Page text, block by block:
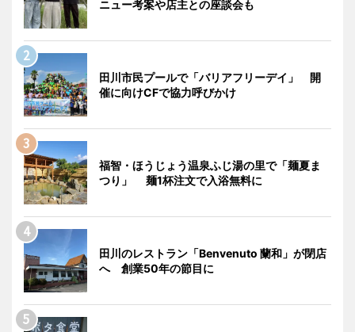
ニュー考案や店主との座談会も
田川市民プールで「バリアフリーデイ」 開
催に向けCFで協力呼びかけ
福智・ほうじょう温泉ふじ湯の里で「麺夏ま
つり」 麺1杯注文で入浴無料に
田川のレストラン「Benvenuto 蘭和」が閉店
へ 創業50年の節目に